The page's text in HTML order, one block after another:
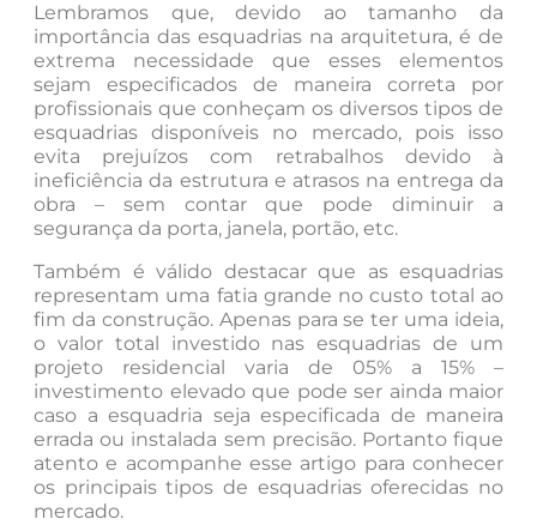
Lembramos que, devido ao tamanho da
importância das esquadrias na arquitetura, é de
extrema necessidade que esses elementos
sejam especificados de maneira correta por
profissionais que conheçam os diversos tipos de
esquadrias disponíveis no mercado, pois isso
evita prejuízos com retrabalhos devido à
ineficiência da estrutura e atrasos na entrega da
obra – sem contar que pode diminuir a
segurança da porta, janela, portão, etc.
Também é válido destacar que as esquadrias
representam uma fatia grande no custo total ao
fim da construção. Apenas para se ter uma ideia,
o valor total investido nas esquadrias de um
projeto residencial varia de 05% a 15% –
investimento elevado que pode ser ainda maior
caso a esquadria seja especificada de maneira
errada ou instalada sem precisão. Portanto fique
atento e acompanhe esse artigo para conhecer
os principais tipos de esquadrias oferecidas no
mercado.